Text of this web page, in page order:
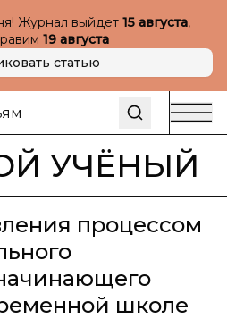
Журнал выйдет 15 августа,
19 августа
статью
УЧЁНЫЙ
процессом
школе